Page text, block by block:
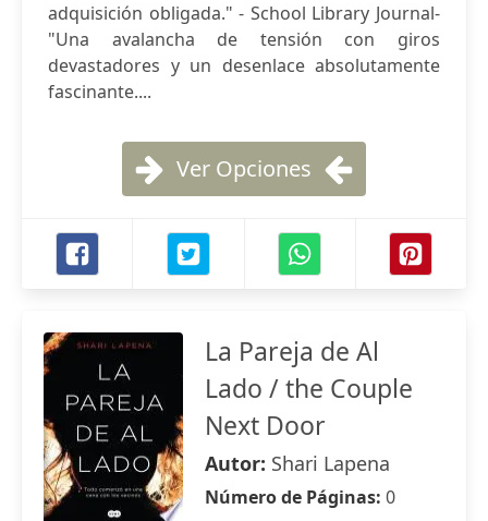
adquisición obligada." - School Library Journal-
"Una avalancha de tensión con giros
devastadores y un desenlace absolutamente
fascinante....
Ver Opciones
La Pareja de Al
Lado / the Couple
Next Door
Autor: Shari Lapena
Número de Páginas: 0